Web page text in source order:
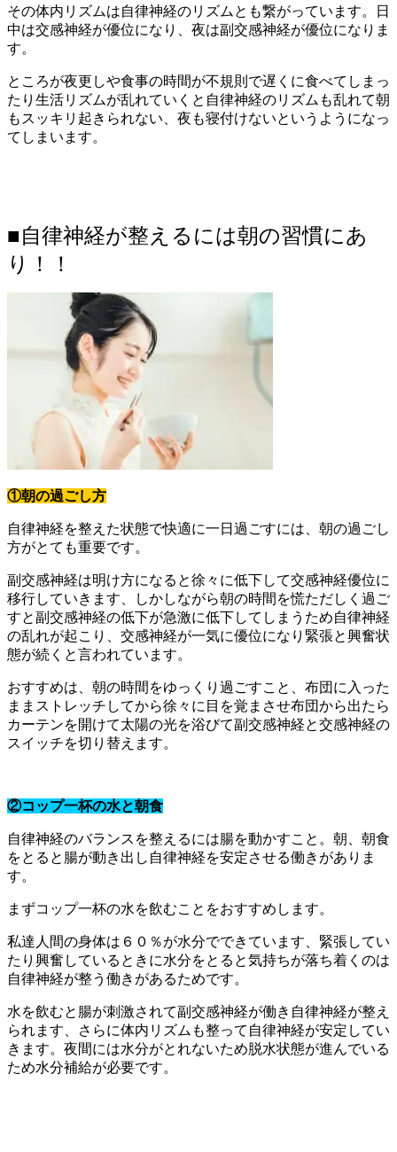
その体内リズムは自律神経のリズムとも繋がっています。日
中は交感神経が優位になり、夜は副交感神経が優位になりま
す。
ところが夜更しや食事の時間が不規則で遅くに食べてしまっ
たり生活リズムが乱れていくと自律神経のリズムも乱れて朝
もスッキリ起きられない、夜も寝付けないというようになっ
てしまいます。
■自律神経が整えるには朝の習慣にあ
り！！
①朝の過ごし方
自律神経を整えた状態で快適に一日過ごすには、朝の過ごし
方がとても重要です。
副交感神経は明け方になると徐々に低下して交感神経優位に
移行していきます、しかしながら朝の時間を慌ただしく過ご
すと副交感神経の低下が急激に低下してしまうため自律神経
の乱れが起こり、交感神経が一気に優位になり緊張と興奮状
態が続くと言われています。
おすすめは、朝の時間をゆっくり過ごすこと、布団に入った
ままストレッチしてから徐々に目を覚まさせ布団から出たら
カーテンを開けて太陽の光を浴びて副交感神経と交感神経の
スイッチを切り替えます。
②コップ一杯の水と朝食
自律神経のバランスを整えるには腸を動かすこと。朝、朝食
をとると腸が動き出し自律神経を安定させる働きがありま
す。
まずコップ一杯の水を飲むことをおすすめします。
私達人間の身体は６０％が水分でできています、緊張してい
たり興奮しているときに水分をとると気持ちが落ち着くのは
自律神経が整う働きがあるためです。
水を飲むと腸が刺激されて副交感神経が働き自律神経が整え
られます、さらに体内リズムも整って自律神経が安定してい
きます。夜間には水分がとれないため脱水状態が進んでいる
ため水分補給が必要です。